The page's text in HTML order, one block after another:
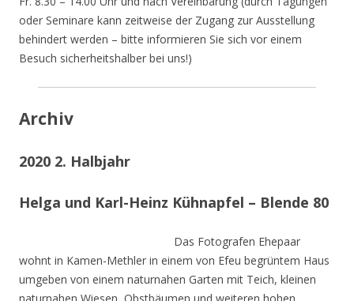
oder Seminare kann zeitweise der Zugang zur Ausstellung
behindert werden – bitte informieren Sie sich vor einem
Besuch sicherheitshalber bei uns!)
Archiv
2020 2. Halbjahr
Helga und Karl-Heinz Kühnapfel – Blende 80
Das Fotografen Ehepaar
wohnt in Kamen-Methler in einem von Efeu begrüntem Haus
umgeben von einem naturnahen Garten mit Teich, kleinen